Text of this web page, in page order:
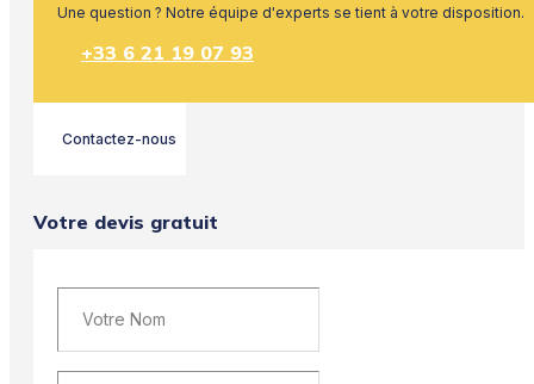
Une question ? Notre équipe d'experts se tient à votre disposition.
+33 6 21 19 07 93
Contactez-nous
Votre devis gratuit